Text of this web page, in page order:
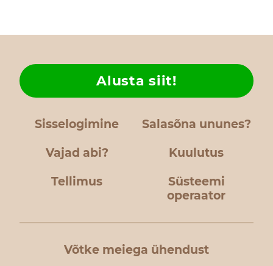
Sisselogimine Salasõna ununes?
Vajad abi?
Alusta siit!
Kuulutus
Tellimus
Süsteemi
operaator
Võtke meiega ühendust